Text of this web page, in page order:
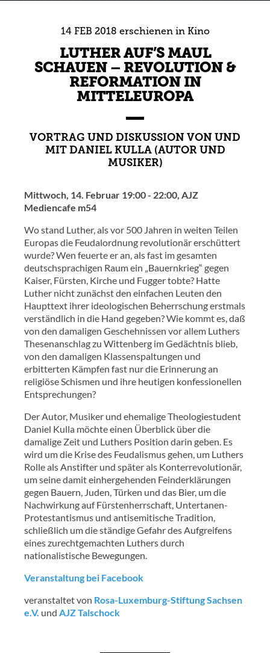
14 FEB 2018 erschienen inKino
LUTHER AUF’S MAUL
SCHAUEN – REVOLUTION &
REFORMATION IN
MITTELEUROPA
VORTRAG UND DISKUSSION VON UND
MIT DANIEL KULLA (AUTOR UND
MUSIKER)
Mittwoch, 14. Februar 19:00 - 22:00, AJZ
Mediencafe m54
Wo stand Luther, als vor 500 Jahren in weiten Teilen
Europas die Feudalordnung revolutionär erschüttert
wurde? Wen feuerte er an, als fast im gesamten
deutschsprachigen Raum ein „Bauernkrieg“ gegen
Kaiser, Fürsten, Kirche und Fugger tobte? Hatte
Luther nicht zunächst den einfachen Leuten den
Haupttext ihrer ideologischen Beherrschung erstmals
verständlich in die Hand gegeben? Wie kommt es, daß
von den damaligen Geschehnissen vor allem Luthers
Thesenanschlag zu Wittenberg im Gedächtnis blieb,
von den damaligen Klassenspaltungen und
erbitterten Kämpfen fast nur die Erinnerung an
religiöse Schismen und ihre heutigen konfessionellen
Entsprechungen?
Der Autor, Musiker und ehemalige Theologiestudent
Daniel Kulla möchte einen Überblick über die
damalige Zeit und Luthers Position darin geben. Es
wird um die Krise des Feudalismus gehen, um Luthers
Rolle als Anstifter und später als Konterrevolutionär,
um seine damit einhergehenden Feinderklärungen
gegen Bauern, Juden, Türken und das Bier, um die
Nachwirkung auf Fürstenherrschaft, Untertanen-
Protestantismus und antisemitische Tradition,
schließlich um die ständige Gefahr des Aufgreifens
eines zurechtgemachten Luthers durch
nationalistische Bewegungen.
Veranstaltung bei Facebook
veranstaltet von Rosa-Luxemburg-Stiftung Sachsen
e.V. und AJZ Talschock